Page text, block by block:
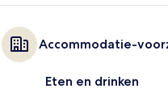
Accommodatie-
Eten en drinken